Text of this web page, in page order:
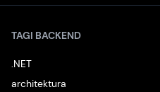
TAGI BACKEND
.NET
architektura